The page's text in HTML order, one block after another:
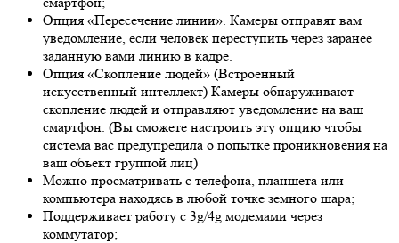
Опция «Пересечение линии». Камеры отправят вам
уведомление, если человек переступить через заранее
заданную вами линию в кадре.
Опция «Скопление людей» (Встроенный
искусственный интеллект) Камеры обнаруживают
скопление людей и отправляют уведомление на ваш
смартфон. (Вы сможете настроить эту опцию чтобы
система вас предупредила о попытке проникновения на
ваш объект группой лиц)
Можно просматривать с телефона, планшета или
компьютера находясь в любой точке земного шара;
Поддерживает работу с 3g/4g модемами через
коммутатор;